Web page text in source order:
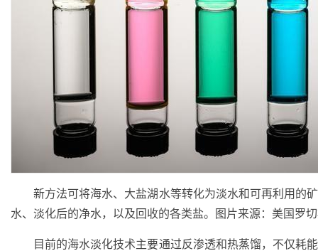
新方法可将海水、大盐湖水等转化为淡水和可再利用的
水、淡化后的净水，以及回收的各类盐。图片来源：美国罗
目前的海水淡化技术主要通过反渗透和热蒸馏，不仅耗